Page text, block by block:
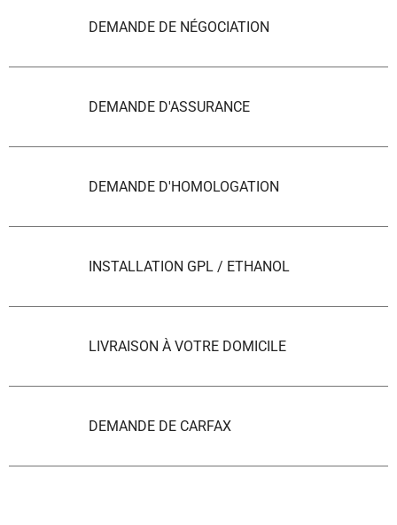
DEMANDE DE NÉGOCIATION
DEMANDE D'ASSURANCE
DEMANDE D'HOMOLOGATION
INSTALLATION GPL / ETHANOL
LIVRAISON À VOTRE DOMICILE
DEMANDE DE CARFAX